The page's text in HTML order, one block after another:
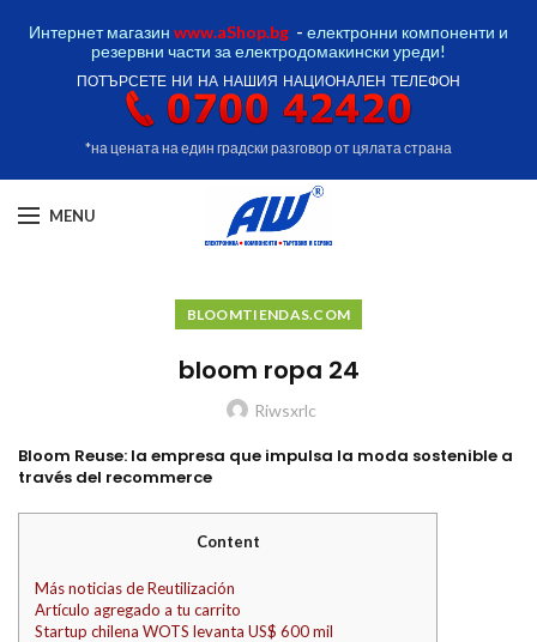
Интернет магазин www.aShop.bg - електронни компоненти и
резервни части за електродомакински уреди!
ПОТЪРСЕТЕ НИ НА НАШИЯ НАЦИОНАЛЕН ТЕЛЕФОН
*на цената на един градски разговор от цялата страна
MENU
BLOOMTIENDAS.COM
bloom ropa 24
Riwsxrlc
Bloom Reuse: la empresa que impulsa la moda sostenible a
través del recommerce
Content
Más noticias de Reutilización
Artículo agregado a tu carrito
Startup chilena WOTS levanta US$ 600 mil